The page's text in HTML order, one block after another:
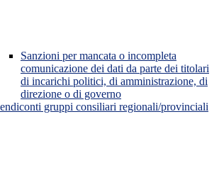
Sanzioni per mancata o incompleta
comunicazione dei dati da parte dei titolari
di incarichi politici, di amministrazione, di
direzione o di governo
gruppi consiliari regionali/provinciali